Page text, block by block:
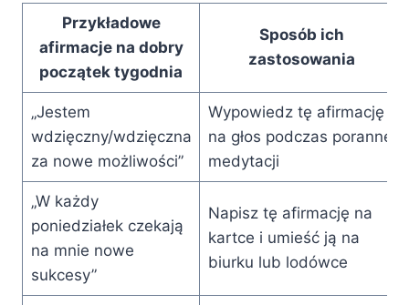
Przykładowe
afirmacje na dobry
początek tygodnia
Sposób ich
zastosowania
„Jestem
wdzięczny/wdzięczna
za nowe możliwości”
Wypowiedz tę afirmację
na głos podczas porannej
medytacji
„W każdy
poniedziałek czekają
na mnie nowe
sukcesy”
Napisz tę afirmację na
kartce i umieść ją na
biurku lub lodówce